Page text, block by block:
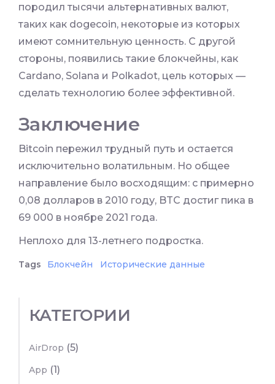
породил тысячи альтернативных валют,
таких как dogecoin, некоторые из которых
имеют сомнительную ценность. С другой
стороны, появились такие блокчейны, как
Cardano, Solana и Polkadot, цель которых —
сделать технологию более эффективной.
Заключение
Bitcoin пережил трудный путь и остается
исключительно волатильным. Но общее
направление было восходящим: с примерно
0,08 долларов в 2010 году, BTC достиг пика в
69 000 в ноябре 2021 года.
Неплохо для 13-летнего подростка.
Tags Блокчейн Исторические данные
КАТЕГОРИИ
AirDrop (5)
App (1)